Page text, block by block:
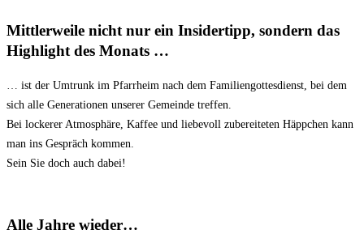
Mittlerweile nicht nur ein Insidertipp, sondern das
Highlight des Monats …
… ist der Umtrunk im Pfarrheim nach dem Familiengottesdienst, bei dem
sich alle Generationen unserer Gemeinde treffen.
Bei lockerer Atmosphäre, Kaffee und liebevoll zubereiteten Häppchen kann
man ins Gespräch kommen.
Sein Sie doch auch dabei!
Alle Jahre wieder…